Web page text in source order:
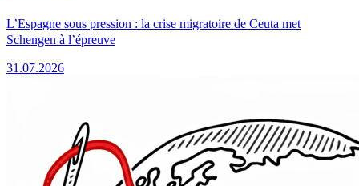
L’Espagne sous pression : la crise migratoire de Ceuta met
Schengen à l’épreuve
31.07.2026